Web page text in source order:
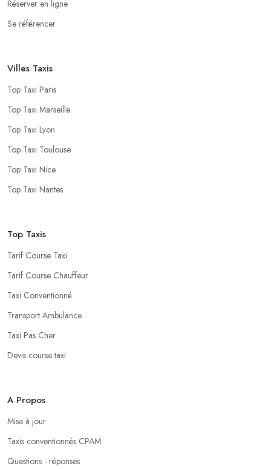
Réserver en ligne
Se référencer
Villes Taxis
Top Taxi Paris
Top Taxi Marseille
Top Taxi Lyon
Top Taxi Toulouse
Top Taxi Nice
Top Taxi Nantes
Top Taxis
Tarif Course Taxi
Tarif Course Chauffeur
Taxi Conventionné
Transport Ambulance
Taxi Pas Cher
Devis course taxi
A Propos
Mise à jour
Taxis conventionnés CPAM
Questions - réponses